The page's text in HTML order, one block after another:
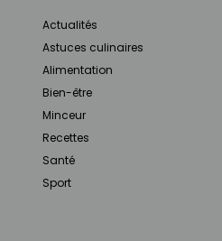
Actualités
Astuces culinaires
Alimentation
Bien-être
Minceur
Recettes
Santé
Sport